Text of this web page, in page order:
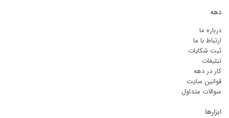
دهه
درباره ما
ارتباط با ما
ثبت شکایات
تبلیغات
کار در دهه
قوانین سایت
سوالات متداول
ابزارها